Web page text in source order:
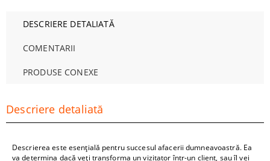
DESCRIERE DETALIATĂ
COMENTARII
PRODUSE CONEXE
Descriere detaliată
Descrierea este esențială pentru succesul afacerii dumneavoastră. Ea
va determina dacă veți transforma un vizitator într-un client, sau îl vei